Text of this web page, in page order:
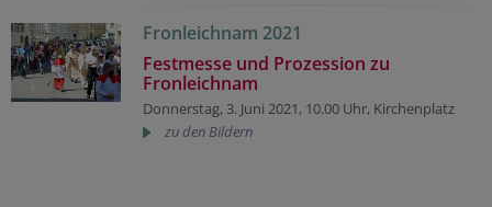
Fronleichnam 2021
Festmesse und Prozession zu
Fronleichnam
Donnerstag, 3. Juni 2021, 10.00 Uhr, Kirchenplatz
zu den Bildern